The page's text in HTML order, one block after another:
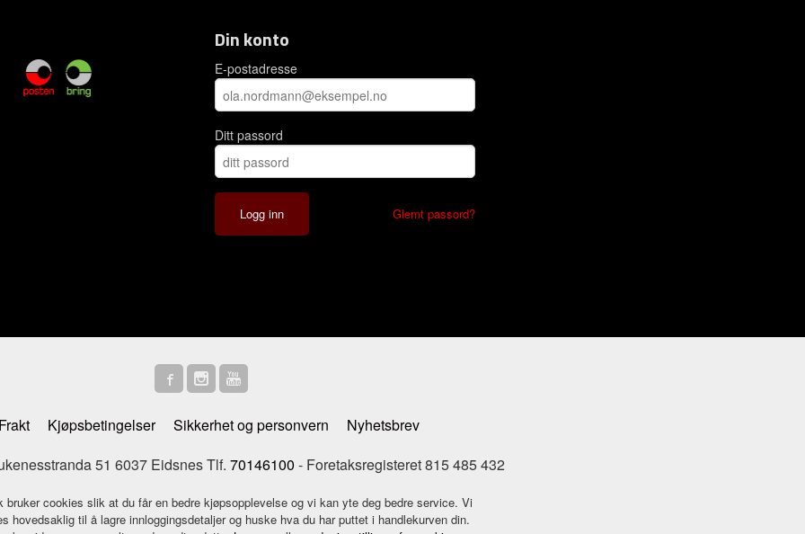
Din konto
E-postadresse
Ditt passord
Glemt passord?
Kjøpsbetingelser Sikkerhet og personvern
Nyhetsbrev
51 6037 Eidsnes Tlf. 70146100 - Foretaksregisteret 815 485 432
bruker cookies slik at du får en bedre kjøpsopplevelse og vi kan yte deg bedre service. Vi
hovedsaklig til å lagre innloggingsdetaljer og huske hva du har puttet i handlekurven din.